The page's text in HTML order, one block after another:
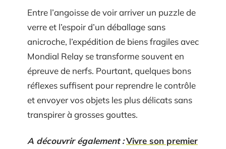
Entre l’angoisse de voir arriver un puzzle de
verre et l’espoir d’un déballage sans
anicroche, l’expédition de biens fragiles avec
Mondial Relay se transforme souvent en
épreuve de nerfs. Pourtant, quelques bons
réflexes suffisent pour reprendre le contrôle
et envoyer vos objets les plus délicats sans
transpirer à grosses gouttes.
A découvrir également :Vivre son premier